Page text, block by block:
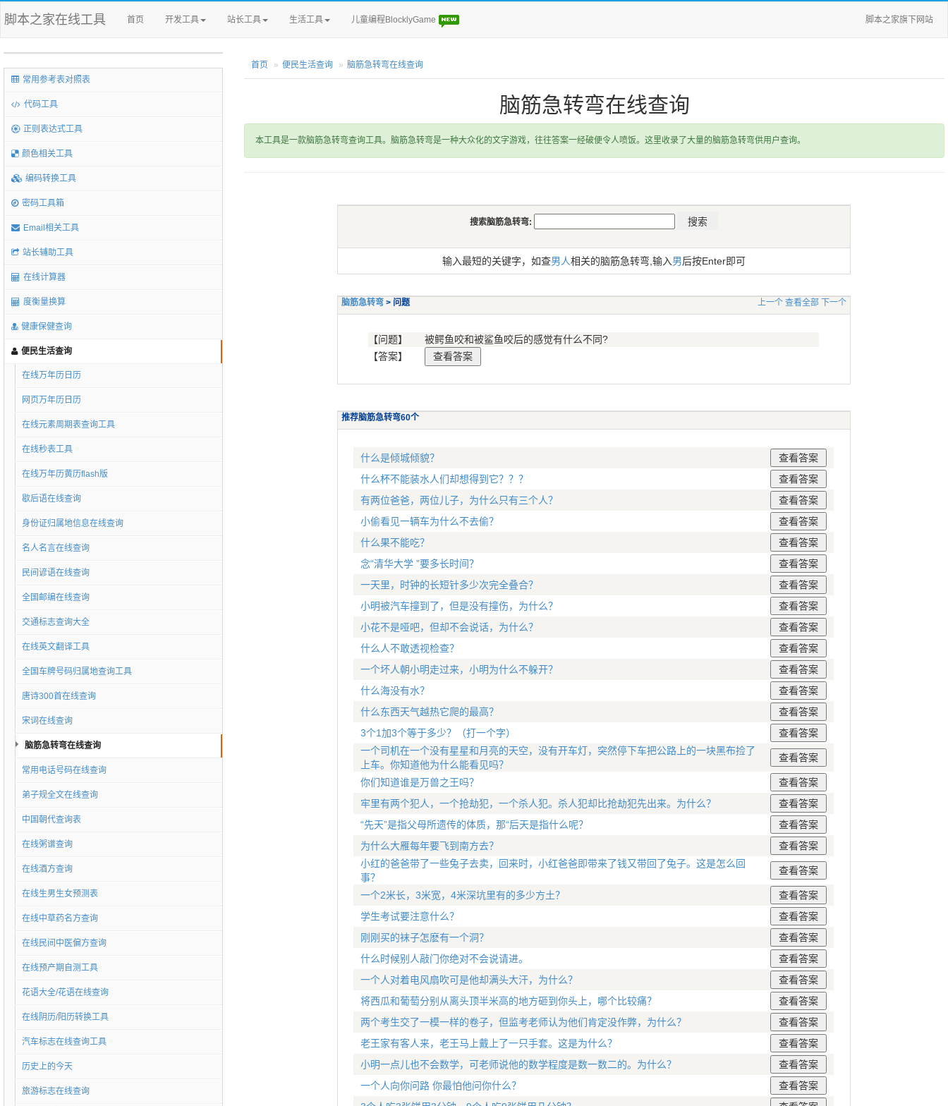
脚本之家在线工具 首页 开发工具 站长工具 生活工具 儿童编程BlocklyGame 脚本之家旗下网站
常用参考表对照表
代码工具
正则表达式工具
颜色相关工具
编码转换工具
密码工具箱
Email相关工具
站长辅助工具
在线计算器
度衡量换算
健康保健查询
便民生活查询
在线万年历日历
网页万年历日历
在线元素周期表查询工具
在线秒表工具
在线万年历黄历flash版
歇后语在线查询
身份证归属地信息在线查询
名人名言在线查询
民间谚语在线查询
全国邮编在线查询
交通标志查询大全
在线英文翻译工具
全国车牌号码归属地查询工具
唐诗300首在线查询
宋词在线查询
脑筋急转弯在线查询
常用电话号码在线查询
弟子规全文在线查询
中国朝代查询表
在线粥谱查询
在线酒方查询
在线生男生女预测表
在线中草药名方查询
在线民间中医偏方查询
在线预产期自测工具
花语大全/花语在线查询
在线阴历/阳历转换工具
汽车标志在线查询工具
历史上的今天
旅游标志在线查询
首页 便民生活查询 脑筋急转弯在线查询
脑筋急转弯在线查询
本工具是一款脑筋急转弯查询工具。脑筋急转弯是一种大众化的文字游戏，往往答案一经破便令人喷饭。这里收录了大量的脑筋急转弯供用户查询。
搜索脑筋急转弯:
输入最短的关键字，如查男人相关的脑筋急转弯,输入男后按Enter即可
脑筋急转弯> 问题 上一个 查看全部 下一个
【问题】
被鳄鱼咬和被鲨鱼咬后的感觉有什么不同?
【答案】
推荐脑筋急转弯60个
什么是倾城倾貌？
什么杯不能装水人们却想得到它？？？
有两位爸爸，两位儿子，为什么只有三个人？
小偷看见一辆车为什么不去偷？
什么果不能吃？
念“清华大学 ”要多长时间？
一天里，时钟的长短针多少次完全叠合？
小明被汽车撞到了，但是没有撞伤，为什么？
小花不是哑吧，但却不会说话，为什么？
什么人不敢透视检查？
一个坏人朝小明走过来，小明为什么不躲开？
什么海没有水？
什么东西天气越热它爬的最高？
3个1加3个等于多少？（打一个字）
一个司机在一个没有星星和月亮的天空，没有开车灯，突然停下车把公路上的一块黑布捡了
上车。你知道他为什么能看见吗？
你们知道谁是万兽之王吗？
牢里有两个犯人，一个抢劫犯，一个杀人犯。杀人犯却比抢劫犯先出来。为什么？
“先天”是指父母所遗传的体质，那“后天是指什么呢？
为什么大雁每年要飞到南方去？
小红的爸爸带了一些兔子去卖，回来时，小红爸爸即带来了钱又带回了兔子。这是怎么回
事？
一个2米长，3米宽，4米深坑里有的多少方土？
学生考试要注意什么？
刚刚买的袜子怎麽有一个洞？
什么时候别人敲门你绝对不会说请进。
一个人对着电风扇吹可是他却满头大汗，为什么？
将西瓜和葡萄分别从离头顶半米高的地方砸到你头上，哪个比较痛？
两个考生交了一模一样的卷子，但监考老师认为他们肯定没作弊，为什么？
老王家有客人来，老王马上戴上了一只手套。这是为什么？
小明一点儿也不会数学，可老师说他的数学程度是数一数二的。为什么？
一个人向你问路 你最怕他问你什么？